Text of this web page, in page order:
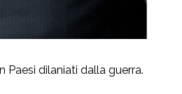
Paesi dilaniati dalla guerra.